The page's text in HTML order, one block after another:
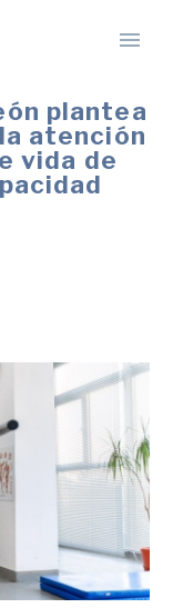
plantea
atención
vida de